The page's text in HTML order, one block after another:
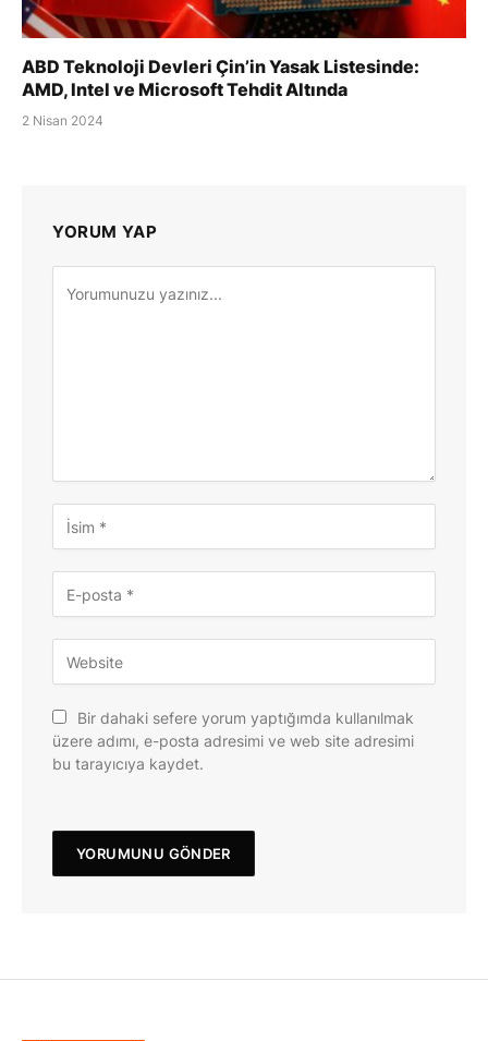
ABD Teknoloji Devleri Çin’in Yasak Listesinde:
AMD, Intel ve Microsoft Tehdit Altında
2 Nisan 2024
YORUM YAP
Bir dahaki sefere yorum yaptığımda kullanılmak
üzere adımı, e-posta adresimi ve web site adresimi
bu tarayıcıya kaydet.